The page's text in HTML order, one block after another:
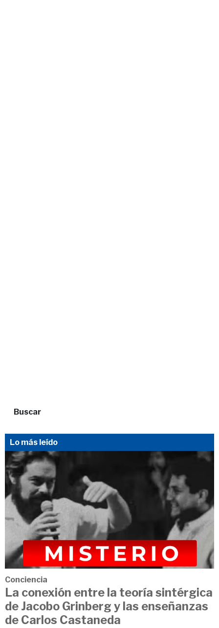
Buscar
Lo más leído
Conciencia
La conexión entre la teoría sintérgica
de Jacobo Grinberg y las enseñanzas
de Carlos Castaneda